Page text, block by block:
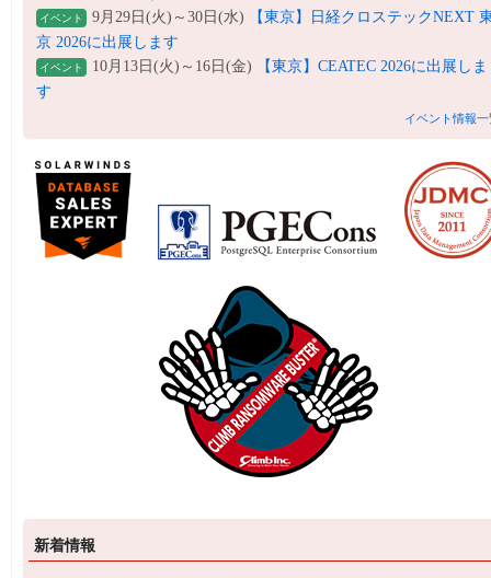
イベント 9月29日(火)～30日(水)
【東京】日経クロステックNEXT
京 2026に出展します
イベント 10月13日(火)～16日(金)
【東京】CEATEC 2026に出展しま
す
イベント情報一
新着情報